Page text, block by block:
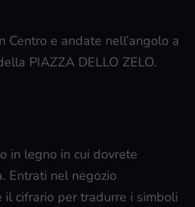
Centro e andate nell’angolo a
PIAZZA DELLO ZELO.
in legno in cui dovrete
Entrati nel negozio
il cifrario per tradurre i simboli